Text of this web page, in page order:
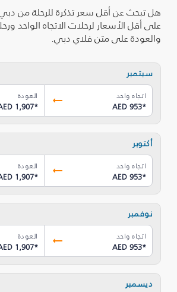
هل تبحث عن أقل سعر تذكرة للرحلة من
على أقل الأسعار لرحلات الاتجاه الواحد
والعودة على متن فلاي دبي.
سبتمبر
اتجاه واحد
AED 953*
العودة
1,907*
أكتوبر
اتجاه واحد
AED 953*
العودة
1,907*
نوفمبر
اتجاه واحد
AED 953*
العودة
1,907*
ديسمبر